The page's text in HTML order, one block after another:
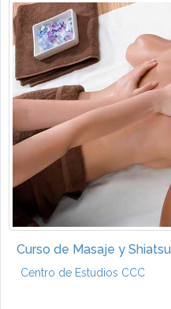
Curso de Masaje y Shiatsu
Centro de Estudios CCC